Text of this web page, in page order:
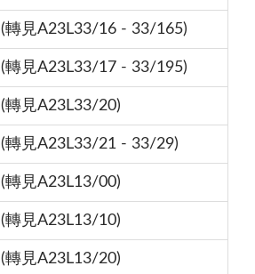
(轉見A23L33/16 - 33/165)
(轉見A23L33/17 - 33/195)
(轉見A23L33/20)
(轉見A23L33/21 - 33/29)
(轉見A23L13/00)
(轉見A23L13/10)
(轉見A23L13/20)